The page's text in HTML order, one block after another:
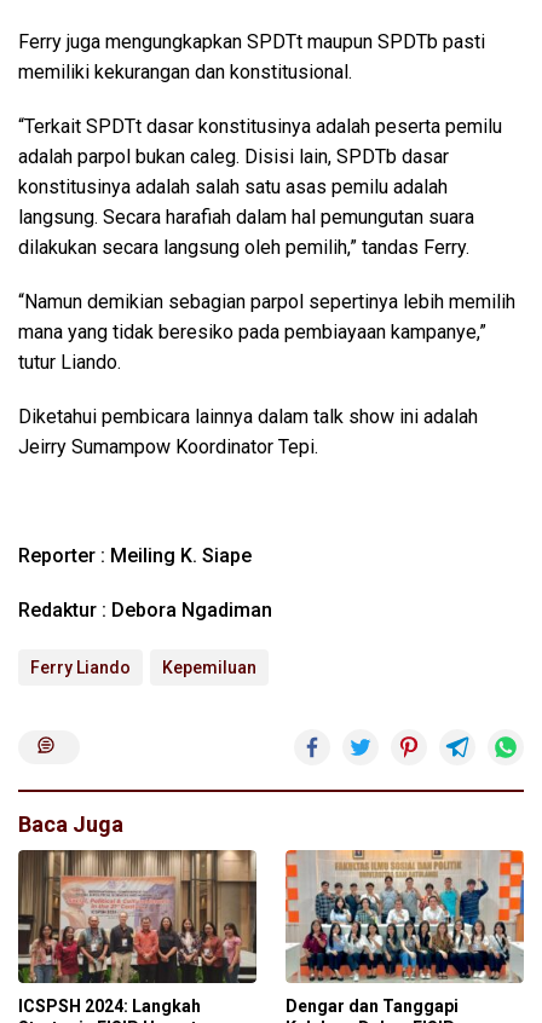
Ferry juga mengungkapkan SPDTt maupun SPDTb pasti
memiliki kekurangan dan konstitusional.
“Terkait SPDTt dasar konstitusinya adalah peserta pemilu
adalah parpol bukan caleg. Disisi lain, SPDTb dasar
konstitusinya adalah salah satu asas pemilu adalah
langsung. Secara harafiah dalam hal pemungutan suara
dilakukan secara langsung oleh pemilih,” tandas Ferry.
“Namun demikian sebagian parpol sepertinya lebih memilih
mana yang tidak beresiko pada pembiayaan kampanye,”
tutur Liando.
Diketahui pembicara lainnya dalam talk show ini adalah
Jeirry Sumampow Koordinator Tepi.
Reporter : Meiling K. Siape
Redaktur : Debora Ngadiman
Ferry Liando Kepemiluan
Baca Juga
ICSPSH 2024: Langkah
Dengar dan Tanggapi